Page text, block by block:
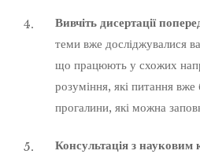
Вивчіть дисертації
теми вже досліджувалися
що працюють у схожих
розуміння, які питання вже
прогалини, які можна
Консультація з науковим